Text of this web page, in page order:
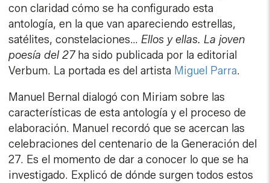
con claridad cómo se ha configurado esta
antología, en la que van apareciendo estrellas,
satélites, constelaciones…Ellos y ellas. La joven
poesía del 27ha sido publicada por la editorial
Verbum. La portada es del artista Miguel Parra.
Manuel Bernal dialogó con Miriam sobre las
características de esta antología y el proceso de
elaboración. Manuel recordó que se acercan las
celebraciones del centenario de la Generación del
27. Es el momento de dar a conocer lo que se ha
investigado. Explicó de dónde surgen todos estos